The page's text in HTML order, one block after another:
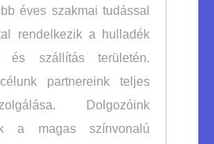
éves szakmai tudással
rendelkezik a hulladék
és szállítás területén.
partnereink teljes
Dolgozóink
a magas színvonalú